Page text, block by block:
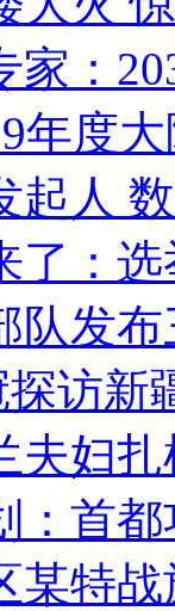
家：
年度
起人
了：
队发
访新
夫妇
：首
某特